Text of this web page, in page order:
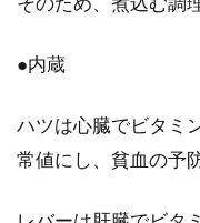
●内蔵
ハツは心臓でビタミ
常値にし、貧血の予